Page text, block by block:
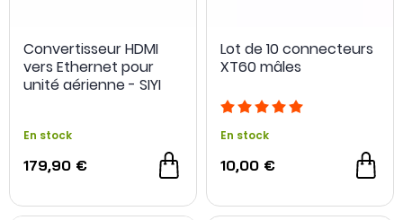
Convertisseur HDMI
vers Ethernet pour
unité aérienne - SIYI
En stock
179,90 €
Lot de 10 connecteurs
XT60 mâles
En stock
10,00 €